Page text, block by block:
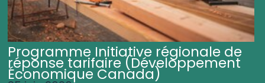
Programme Initiative régionale de
réponse tarifaire (Développement
Économique Canada)